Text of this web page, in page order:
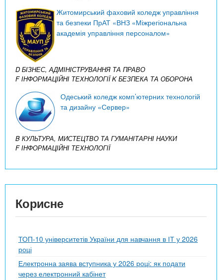
Житомирський фаховий коледж управління
та безпеки ПрАТ «ВНЗ «Міжрегіональна
академія управління персоналом»
D БІЗНЕС, АДМІНІСТРУВАННЯ ТА ПРАВО
F ІНФОРМАЦІЙНІ ТЕХНОЛОГІЇK БЕЗПЕКА ТА ОБОРОНА
Одеський коледж комп’ютерних технологій
та дизайну «Сервер»
B КУЛЬТУРА, МИСТЕЦТВО ТА ГУМАНІТАРНІ НАУКИ
F ІНФОРМАЦІЙНІ ТЕХНОЛОГІЇ
Корисне
ТОП-10 університетів України для навчання в ІТ у 2026
році
Електронна заява вступника у 2026 році: як подати
через електронний кабінет